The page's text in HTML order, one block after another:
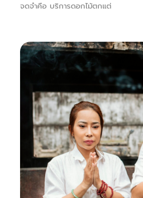
จดจำคือ บริการดอกไม้ตกแต่